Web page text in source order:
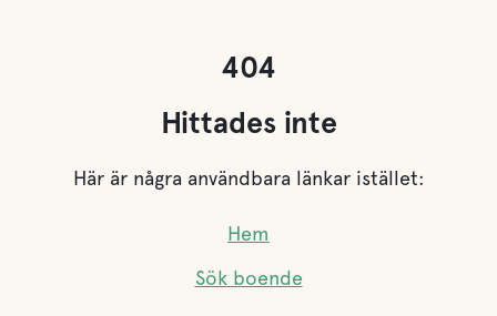
404
Hittades inte
Här är några användbara länkar istället:
Hem
Sök boende